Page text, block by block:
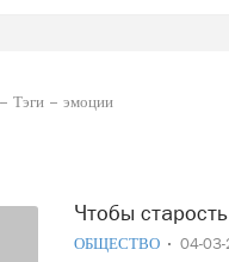
Тэги эмоции
Чтобы
ОБЩЕСТВО 04-